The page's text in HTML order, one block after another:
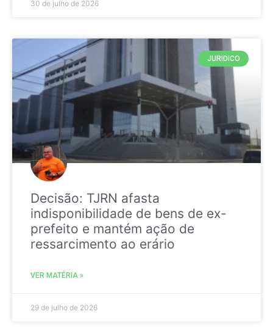
30 de julho de 2026
JURIDICO
Decisão: TJRN afasta
indisponibilidade de bens de ex-
prefeito e mantém ação de
ressarcimento ao erário
VER MATÉRIA »
29 de julho de 2026